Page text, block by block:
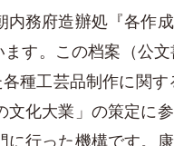
務府造辦処『各作
す。この档案（公
種工芸品制作に関
文化大業」の策定に
に行った機構です。